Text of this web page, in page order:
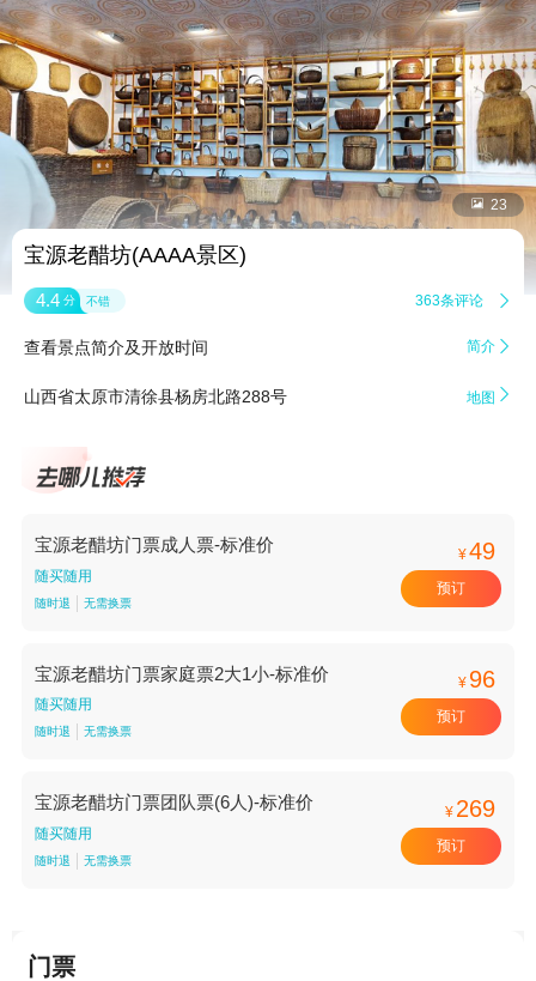
 23
宝源老醋坊(AAAA景区)
4.4 分 不错 363条评论 
查看景点简介及开放时间 简介 
山西省太原市清徐县杨房北路288号 地图 
宝源老醋坊门票成人票-标准价
随买随用
随时退 无需换票
¥49
预订
宝源老醋坊门票家庭票2大1小-标准价
随买随用
随时退 无需换票
¥ 96
预订
宝源老醋坊门票团队票(6人)-标准价
随买随用
随时退 无需换票
¥ 269
预订
门票
